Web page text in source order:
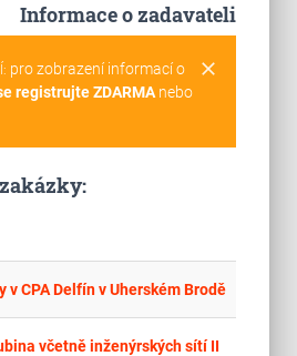
Informace o zadavateli
clear
pro zobrazení informací o
registrujte ZDARMAnebo
v CPA Delfín v Uherském Brodě
včetně inženýrských sítí II